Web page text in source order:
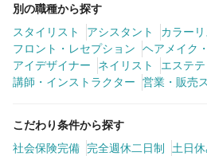
別の職種から探す
スタイリスト
アシスタント
カラーリ
フロント・レセプション
ヘアメイク
アイデザイナー
ネイリスト
エステ
講師・インストラクター
営業・販売
こだわり条件から探す
社会保険完備
完全週休二日制 土日